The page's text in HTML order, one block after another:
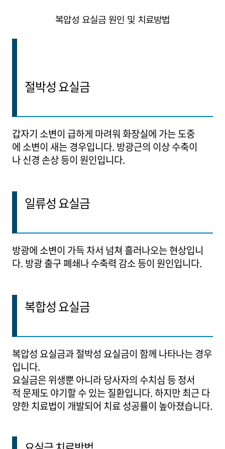
복압성 요실금 원인 및 치료방법
절박성 요실금
갑자기 소변이 급하게 마려워 화장실에 가는 도중
에 소변이 새는 경우입니다. 방광근의 이상 수축이
나 신경 손상 등이 원인입니다.
일류성 요실금
방광에 소변이 가득 차서 넘쳐 흘러나오는 현상입니
다. 방광 출구 폐쇄나 수축력 감소 등이 원인입니다.
복합성 요실금
복압성 요실금과 절박성 요실금이 함께 나타나는 경우
입니다.
요실금은 위생뿐 아니라 당사자의 수치심 등 정서
적 문제도 야기할 수 있는 질환입니다. 하지만 최근 다
양한 치료법이 개발되어 치료 성공률이 높아졌습니다.